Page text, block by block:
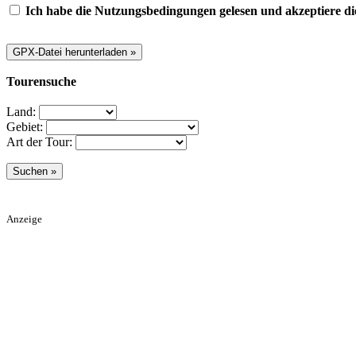
Ich habe die Nutzungsbedingungen gelesen und akzeptiere
Tourensuche
Land:
Gebiet:
Art der Tour:
Anzeige